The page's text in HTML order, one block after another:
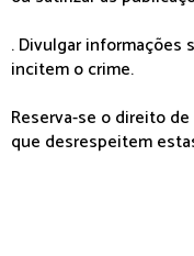
. Divulgar informações
incitem o crime.
Reserva-se o direito
que desrespeitem